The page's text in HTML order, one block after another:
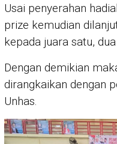
Usai penyerahan
prize kemudian
kepada juara satu, dua
Dengan demikian
dirangkaikan dengan
Unhas.